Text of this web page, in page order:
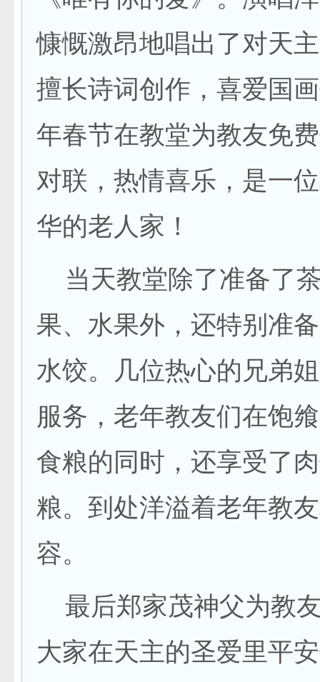
慷慨激昂地唱出了对天
擅长诗词创作，喜爱国
年春节在教堂为教友免
对联，热情喜乐，是一
华的老人家！
当天教堂除了准备了
果、水果外，还特别准
水饺。几位热心的兄弟
服务，老年教友们在饱
食粮的同时，还享受了
粮。到处洋溢着老年教
容。
最后郑家茂神父为教
大家在天主的圣爱里平